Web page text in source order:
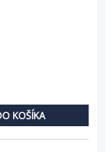
KOŠÍKA